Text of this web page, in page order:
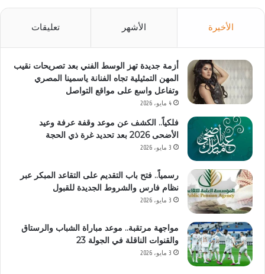
الأخيرة الأشهر تعليقات
أزمة جديدة تهز الوسط الفني بعد تصريحات نقيب
المهن التمثيلية تجاه الفنانة ياسمينا المصري
وتفاعل واسع على مواقع التواصل
4 مايو، 2026
فلكياً.. الكشف عن موعد وقفة عرفة وعيد
الأضحى 2026 بعد تحديد غرة ذي الحجة
3 مايو، 2026
رسمياً.. فتح باب التقديم على التقاعد المبكر عبر
نظام فارس والشروط الجديدة للقبول
3 مايو، 2026
مواجهة مرتقبة.. موعد مباراة الشباب والرستاق
والقنوات الناقلة في الجولة 23
3 مايو، 2026